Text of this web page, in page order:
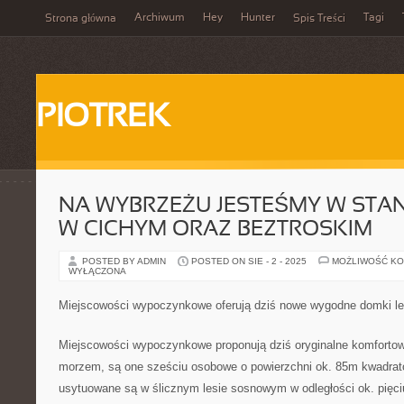
Strona główna Archiwum Hey Hunter Spis Treści Tagi
PIOTREK
NA WYBRZEŻU JESTEŚMY W
W CICHYM ORAZ BEZTROSKIM
POSTED BY ADMIN POSTED ON SIE - 2 - 2025
MOŻLIWOŚĆ
WYŁĄCZONA
Miejscowości wypoczynkowe oferują dziś nowe wygodne domki
Miejscowości wypoczynkowe proponują dziś oryginalne
morzem, są one sześciu osobowe o powierzchni ok. 85m
usytuowane są w ślicznym lesie sosnowym w odległości ok.